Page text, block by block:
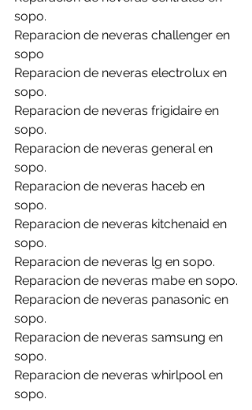
sopo.
Reparacion de neveras challenger en
sopo
Reparacion de neveras electrolux en
sopo.
Reparacion de neveras frigidaire en
sopo.
Reparacion de neveras general en
sopo.
Reparacion de neveras haceb en
sopo.
Reparacion de neveras kitchenaid en
sopo.
Reparacion de neveras lg en sopo.
Reparacion de neveras mabe en sopo.
Reparacion de neveras panasonic en
sopo.
Reparacion de neveras samsung en
sopo.
Reparacion de neveras whirlpool en
sopo.